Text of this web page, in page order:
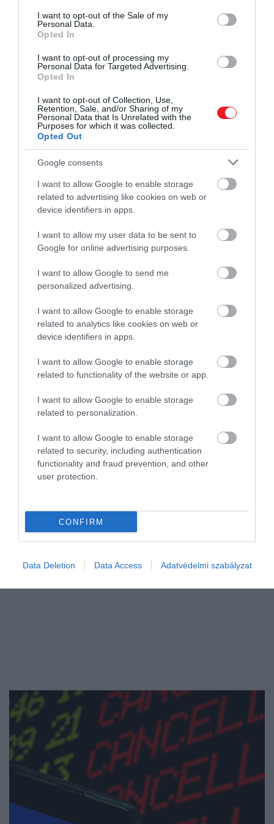
consent section.
I want to opt-out of the Sale of my
Personal Data.
Opted In
I want to opt-out of processing my
Personal Data for Targeted Advertising.
Opted In
I want to opt-out of Collection, Use,
Retention, Sale, and/or Sharing of my
Personal Data that Is Unrelated with the
Purposes for which it was collected.
Opted Out
Google consents
I want to allow Google to enable storage
related to advertising like cookies on web or
device identifiers in apps.
I want to allow my user data to be sent to
Google for online advertising purposes.
I want to allow Google to send me
personalized advertising.
I want to allow Google to enable storage
related to analytics like cookies on web or
device identifiers in apps.
I want to allow Google to enable storage
related to functionality of the website or app.
I want to allow Google to enable storage
related to personalization.
I want to allow Google to enable storage
related to security, including authentication
functionality and fraud prevention, and other
user protection.
CONFIRM
Data Deletion Data Access Adatvédelmi szabályzat
Az év eleji havazás Európa-szerte komoly
fennakadásokat okozott a légi
Schipholon egyetlen hétvége alatt több
mint 700 járatot töröltek, és utasok százai
rekedtek a terminálokon. Ilyen
helyzetekben nem mindegy, tisztában
vagyunk-e azzal, milyen jogok…
2026. JANUÁR 11. ● HAMU ÉS GYÉMÁNT
mikor jár kártérítés az…
HAMU ÉS GYÉMÁNT